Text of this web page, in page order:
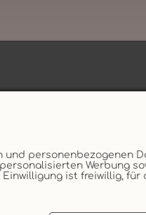
personenbezogenen
Werbung
ist freiwillig, für